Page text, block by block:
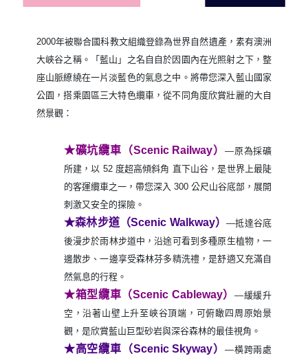
2000年被聯合國科教文組織登錄為世界自然遺產，素有澳洲
大峽谷之稱。「藍山」之名自自於因園內在光照射之下，整
座山脈繚繞在一片淡藍色的氣息之中。將帶您深入藍山國家
公園，搭乘園區三大特色纜車，從不同角度欣賞壯麗的大自
然景觀：
★礦坑纜車（Scenic Railway） ―原為採礦
所建，以 52 度超高傾斜角 直下山谷，是世界上最陡
的客運纜車之一，帶您深入 300 公尺山谷底部，展開
刺激又安全的探險。
★森林步道（Scenic Walkway）―抵達谷底
後漫步於雨林步道中，沿途可看到多種原生植物，一
邊散步、一邊享受森林芬多精洗禮，是舒適又充滿自
然氣息的行程。
★箱型纜車（Scenic Cableway）―緩緩升
空，沿著山壁上升至峽谷頂端，可俯瞰四周原始景
觀，是欣賞藍山巨型砂岩與深谷森林的最佳視角。
★高空纜車（Scenic Skyway） ―橫跨兩處